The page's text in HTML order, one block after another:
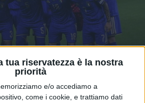
tua riservatezza è la nostra
priorità
e/o accediamo a
come i cookie, e trattiamo dati
2025